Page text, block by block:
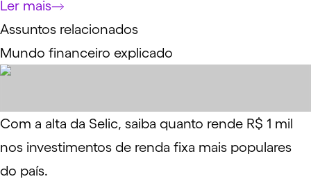
Ler mais
Assuntos relacionados
Mundo financeiro explicado
Com a alta da Selic, saiba quanto rende R$ 1 mil
nos investimentos de renda fixa mais populares
do país.